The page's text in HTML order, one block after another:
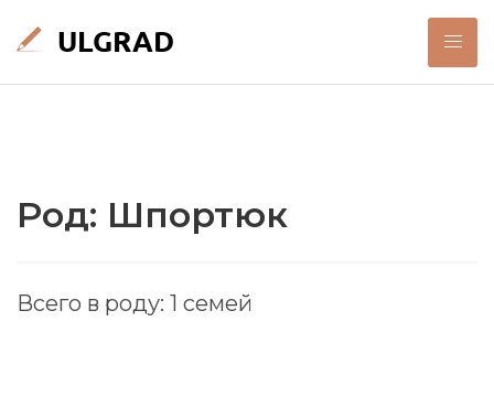
Род: Шпортюк
Всего в роду: 1 семей